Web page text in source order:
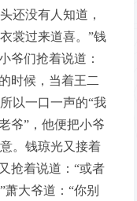
还没有人知道，
裳过来道喜。”钱
爷们抢着说道：
时候，当着王二
以一口一声的“我
爷”，他便把小爷
。钱琼光又接着
抢着说道：“或者
大爷道：“你别